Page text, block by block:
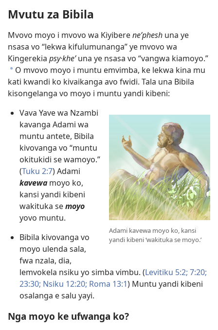
Mvutu za Bibila
Mvovo moyo i mvovo wa Kiyibereneʹphesh una ye
nsasa vo “lekwa kifulumunanga” ye mvovo wa
Kingerekia psy·kheʹuna ye nsasa vo “vangwa kiamoyo.”
a O mvovo moyo i muntu emvimba, ke lekwa kina mu
kati kwandi ko kivaikanga avo fwidi. Tala una Bibila
kisongelanga vo moyo i muntu yandi kibeni:
Adami kavewa moyo ko, kansi
yandi kibeni ‘wakituka se moyo.’
Vava Yave wa Nzambi
kavanga Adami wa
muntu antete, Bibila
kivovanga vo “muntu
okitukidi se wamoyo.”
(Tuku 2:7) Adami
kavewamoyo ko,
kansi yandi kibeni
wakituka semoyo
yovo muntu.
Bibila kivovanga vo
moyo ulenda sala,
fwa nzala, dia,
lemvokela nsiku yo simba vimbu. (Levitiku 5:2; 7:20;
23:30; Nsiku 12:20; Roma 13:1) Muntu yandi kibeni
osalanga e salu yayi.
Nga moyo ke ufwanga ko?